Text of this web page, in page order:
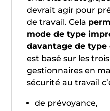
devrait agir pour
de travail. Cela
mode de type
davantage de type
est basé sur les
gestionnaires en
sécurité au travail
de prévoyance,